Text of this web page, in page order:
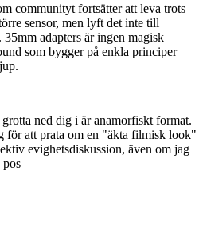
communityt fortsätter att leva trots
sensor, men lyft det inte till
adapters är ingen magisk
som bygger på enkla principer
ned dig i är anamorfiskt format.
för att prata om en "äkta filmisk look"
evighetsdiskussion, även om jag
pos